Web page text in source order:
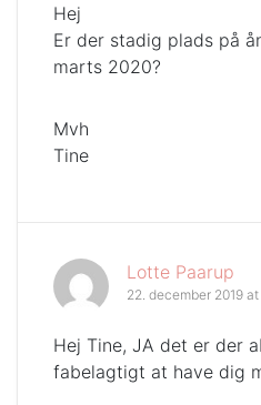
Hej
Er der stadig plads på
marts 2020?
Mvh
Tine
Lotte Paarup
22. december 2019
Hej Tine, JA det er der
fabelagtigt at have dig